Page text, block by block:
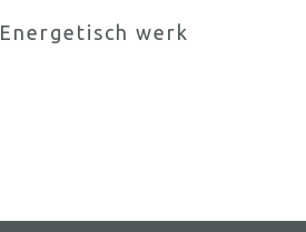
Energetisch werk